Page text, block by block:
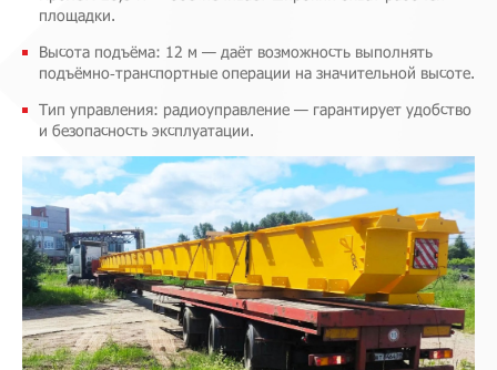
площадки.
Высота подъёма: 12 м — даёт возможность выполнять
подъёмно‑транспортные операции на значительной высоте.
Тип управления: радиоуправление — гарантирует удобство
и безопасность эксплуатации.